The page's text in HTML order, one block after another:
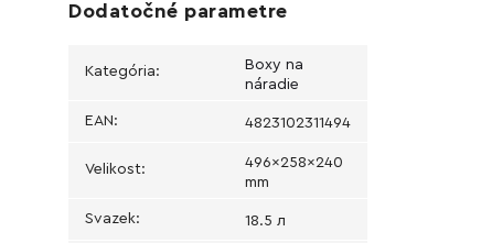
Dodatočné parametre
Kategória:
Boxy na
náradie
EAN: 4823102311494
Velikost:
496x258x240
mm
Svazek: 18.5 л